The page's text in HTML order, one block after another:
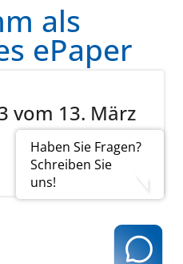
Haben Sie Fragen?
Schreiben Sie
uns!
als
ePaper
vom 13. März